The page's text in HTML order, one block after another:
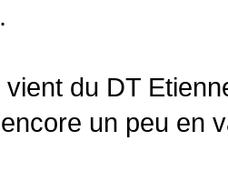
du DT
un peu en